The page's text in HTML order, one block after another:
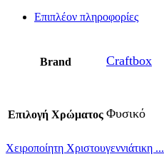
Επιπλέον πληροφορίες
Brand Craftbox
Επιλογή Χρώματος Φυσικό
Χειροποίητη Χριστουγεννιάτικη ...